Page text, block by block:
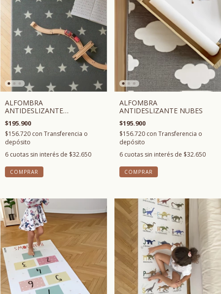
ALFOMBRA
ANTIDESLIZANTE
ESTRELLAS
$195.900
$156.720 con Transferencia o
depósito
6 cuotas sin interés de $32.650
ALFOMBRA
ANTIDESLIZANTE NUBES
$195.900
$156.720 con Transferencia o
depósito
6 cuotas sin interés de $32.650